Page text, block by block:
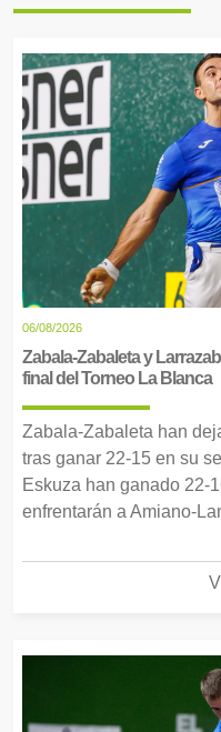
06/08/2026
Zabala-Zabaleta y
final del Torneo La Blanca
Zabala-Zabaleta han
tras ganar 22-15 en su
Eskuza han ganado 22-
enfrentarán a Amiano-